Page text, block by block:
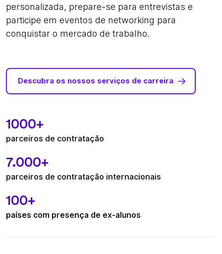
personalizada, prepare-se para entrevistas e
participe em eventos de networking para
conquistar o mercado de trabalho.
Descubra os nossos serviços de carreira
1000+
parceiros de contratação
7.000+
parceiros de contratação internacionais
100+
países com presença de ex-alunos